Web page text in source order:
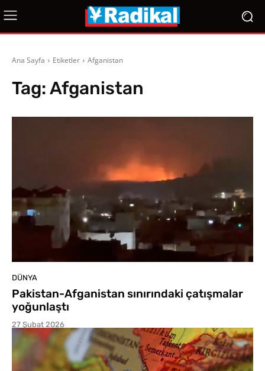
Ana Sayfa Etiketler Afganistan
Tag:Afganistan
DÜNYA
Pakistan-Afganistan sınırındaki çatışmalar
yoğunlaştı
27 Şubat 2026